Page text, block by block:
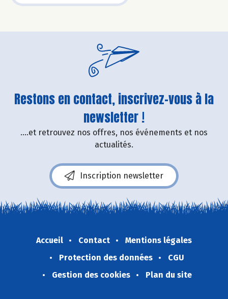
Restons en contact, inscrivez-vous à la
newsletter !
....et retrouvez nos offres, nos événements et nos
actualités.
Inscription newsletter
Accueil Contact
Mentions légales
Protection des données
CGU
Gestion des cookies
Plan du site